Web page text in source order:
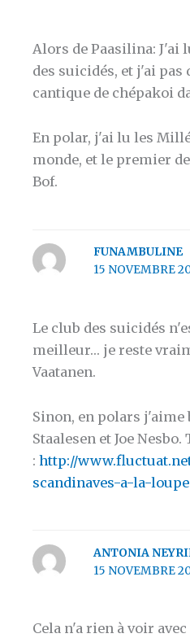
Alors de Paasilina: J'ai
des suicidés, et j'ai pas
cantique de chépakoi
En polar, j'ai lu les
monde, et le premier
Bof.
FUNAMBULINE
15 NOVEMBRE
Le club des suicidés
meilleur… je reste
Vaatanen.
Sinon, en polars j'aime
Staalesen et Joe
:http://
scandinaves-a-la-loupe
ANTONIA
15 NOVEMBRE
Cela n'a rien à voir